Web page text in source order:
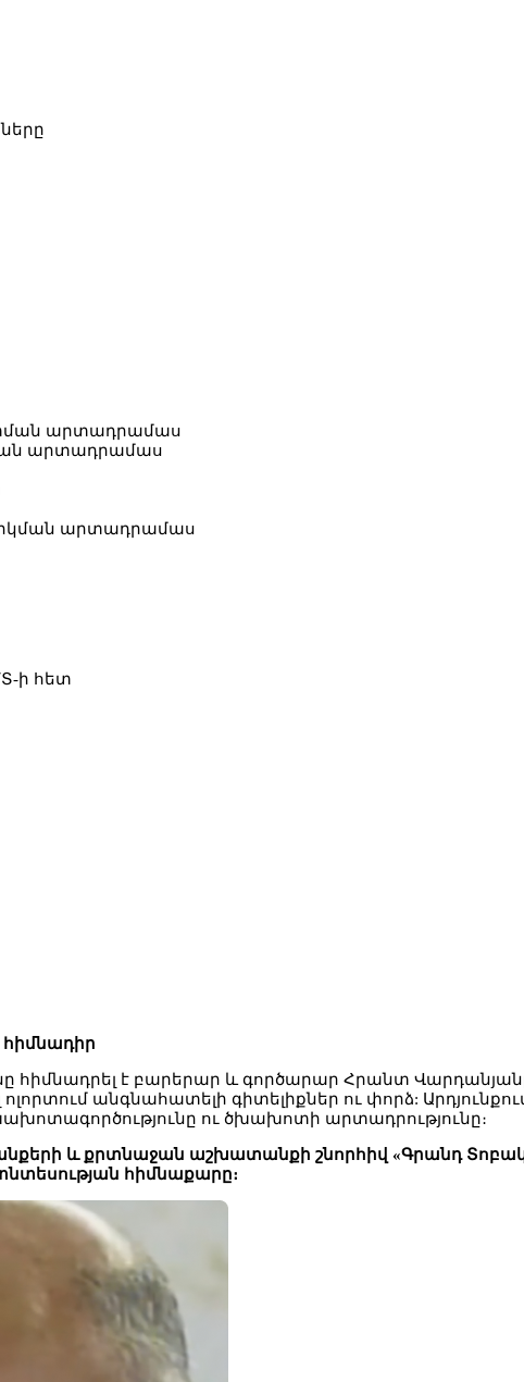
արտադրամաս
արտադրամաս
արտադրամաս
ի հետ
հիմնադիր
հիմնադրել է բարերար և գործարար Հրանտ
ոլորտում անգնահատելի գիտելիքներ ու փորձ:
ու ծխախոտի արտադրությունը։
և քրտնաջան աշխատանքի շնորհիվ «Գրանդ
հիմնաքարը։